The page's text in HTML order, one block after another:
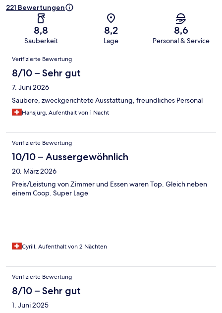
221 Bewertungen
8,8
Sauberkeit
8,2
Lage
8,6
Personal & Service
Bewertungen
Verifizierte Bewertung
8/10 – Sehr gut
7. Juni 2026
Saubere, zweckgerichtete Ausstattung, freundliches Personal
Hansjürg, Aufenthalt von 1 Nacht
Verifizierte Bewertung
10/10 – Aussergewöhnlich
20. März 2026
Preis/Leistung von Zimmer und Essen waren Top. Gleich neben
einem Coop. Super Lage
Cyrill, Aufenthalt von 2 Nächten
Verifizierte Bewertung
8/10 – Sehr gut
1. Juni 2025